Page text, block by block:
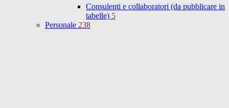
Consulenti e collaboratori (da pubblicare in
tabelle) 5
Personale 238